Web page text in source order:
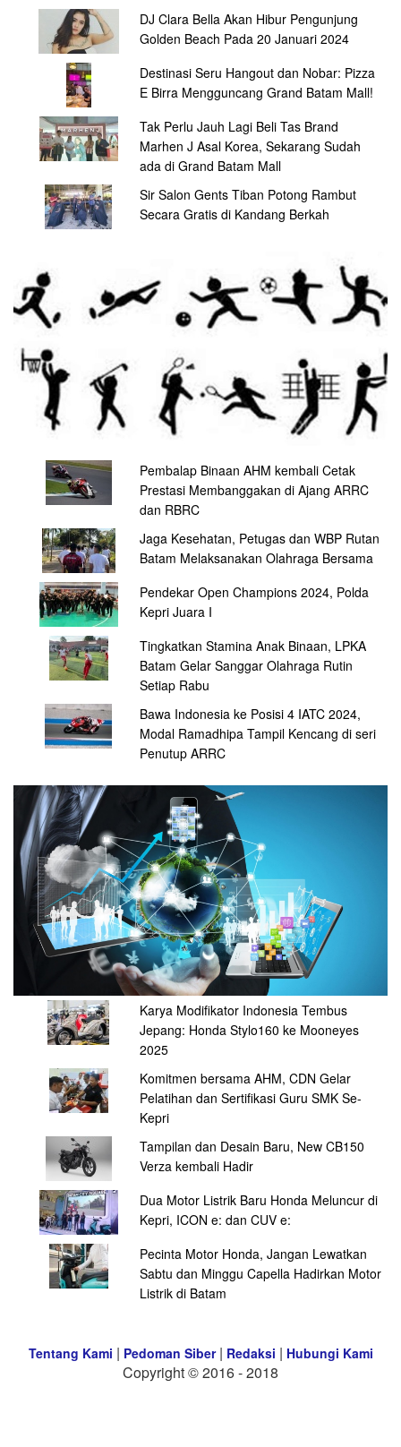
DJ Clara Bella Akan Hibur Pengunjung
Golden Beach Pada 20 Januari 2024
Destinasi Seru Hangout dan Nobar: Pizza
E Birra Mengguncang Grand Batam Mall!
Tak Perlu Jauh Lagi Beli Tas Brand
Marhen J Asal Korea, Sekarang Sudah
ada di Grand Batam Mall
Sir Salon Gents Tiban Potong Rambut
Secara Gratis di Kandang Berkah
Pembalap Binaan AHM kembali Cetak
Prestasi Membanggakan di Ajang ARRC
dan RBRC
Jaga Kesehatan, Petugas dan WBP Rutan
Batam Melaksanakan Olahraga Bersama
Pendekar Open Champions 2024, Polda
Kepri Juara I
Tingkatkan Stamina Anak Binaan, LPKA
Batam Gelar Sanggar Olahraga Rutin
Setiap Rabu
Bawa Indonesia ke Posisi 4 IATC 2024,
Modal Ramadhipa Tampil Kencang di seri
Penutup ARRC
Karya Modifikator Indonesia Tembus
Jepang: Honda Stylo160 ke Mooneyes
2025
Komitmen bersama AHM, CDN Gelar
Pelatihan dan Sertifikasi Guru SMK Se-
Kepri
Tampilan dan Desain Baru, New CB150
Verza kembali Hadir
Dua Motor Listrik Baru Honda Meluncur di
Kepri, ICON e: dan CUV e:
Pecinta Motor Honda, Jangan Lewatkan
Sabtu dan Minggu Capella Hadirkan Motor
Listrik di Batam
Tentang Kami | Pedoman Siber| Redaksi | Hubungi Kami
Copyright © 2016 - 2018